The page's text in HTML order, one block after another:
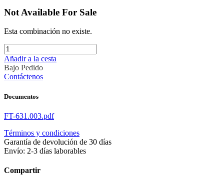
Not Available For Sale
Esta combinación no existe.
Añadir a la cesta
Bajo Pedido
Contáctenos
Documentos
FT-631.003.pdf
Términos y condiciones
Garantía de devolución de 30 días
Envío: 2-3 días laborables
Compartir